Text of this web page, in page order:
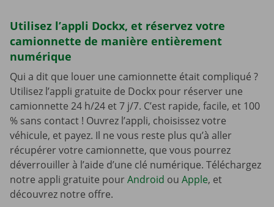
Utilisez l’appli Dockx, et réservez votre
camionnette de manière entièrement
numérique
Qui a dit que louer une camionnette était compliqué ?
Utilisez l’appli gratuite de Dockx pour réserver une
camionnette 24 h/24 et 7 j/7. C’est rapide, facile, et 100
% sans contact ! Ouvrez l’appli, choisissez votre
véhicule, et payez. Il ne vous reste plus qu’à aller
récupérer votre camionnette, que vous pourrez
déverrouiller à l’aide d’une clé numérique. Téléchargez
notre appli gratuite pourAndroid ou Apple, et
découvrez notre offre.